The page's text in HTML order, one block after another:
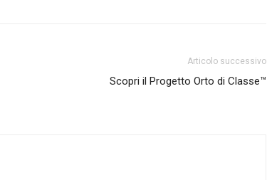
Articolo successivo
Scopri il Progetto Orto di Classe™